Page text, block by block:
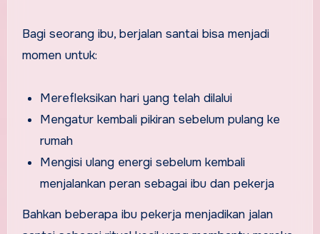
Bagi seorang ibu, berjalan santai bisa menjadi
momen untuk:
Merefleksikan hari yang telah dilalui
Mengatur kembali pikiran sebelum pulang ke
rumah
Mengisi ulang energi sebelum kembali
menjalankan peran sebagai ibu dan pekerja
Bahkan beberapa ibu pekerja menjadikan jalan